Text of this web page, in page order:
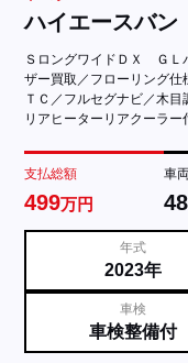
ハイエースバン
ＳロングワイドＤＸ ＧＬ
ザー買取／フローリング仕
ＴＣ／フルセグナビ／木
リアヒーターリアクーラー
支払総額
499万円
車
年式
2023年
車検
車検整備付